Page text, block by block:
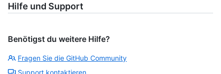
Hilfe und Support
Benötigst du weitere Hilfe?
Fragen Sie die GitHub Community
Support kontaktieren